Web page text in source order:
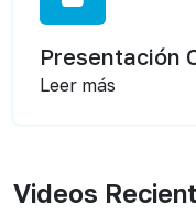
Presentación
Leer más
Videos